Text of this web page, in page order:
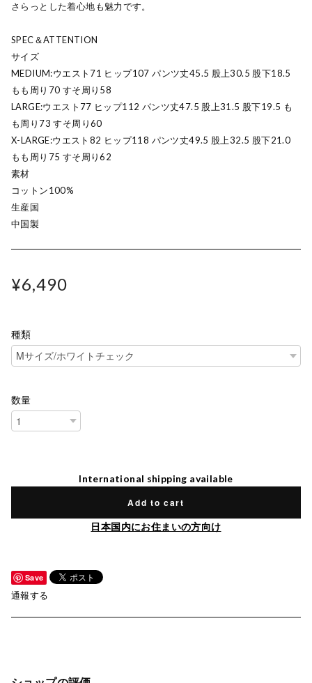
さらっとした着心地も魅力です。
SPEC＆ATTENTION
サイズ
MEDIUM:ウエスト71 ヒップ107 パンツ丈45.5 股上30.5 股下18.5
もも周り70 すそ周り58
LARGE:ウエスト77 ヒップ112 パンツ丈47.5 股上31.5 股下19.5 も
も周り73 すそ周り60
X-LARGE:ウエスト82 ヒップ118 パンツ丈49.5 股上32.5 股下21.0
もも周り75 すそ周り62
素材
コットン100%
生産国
中国製
¥6,490
種類
数量
International shipping available
Add to cart
日本国内にお住まいの方向け
Save
通報する